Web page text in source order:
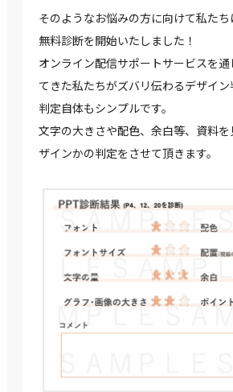
そのようなお悩みの方に向けて私た
無料診断を開始いたしました！
オンライン配信サポートサービスを
てきた私たちがズバリ伝わるデザイン
判定自体もシンプルです。
文字の大きさや配色、余白等、資料
ザインかの判定をさせて頂きます。